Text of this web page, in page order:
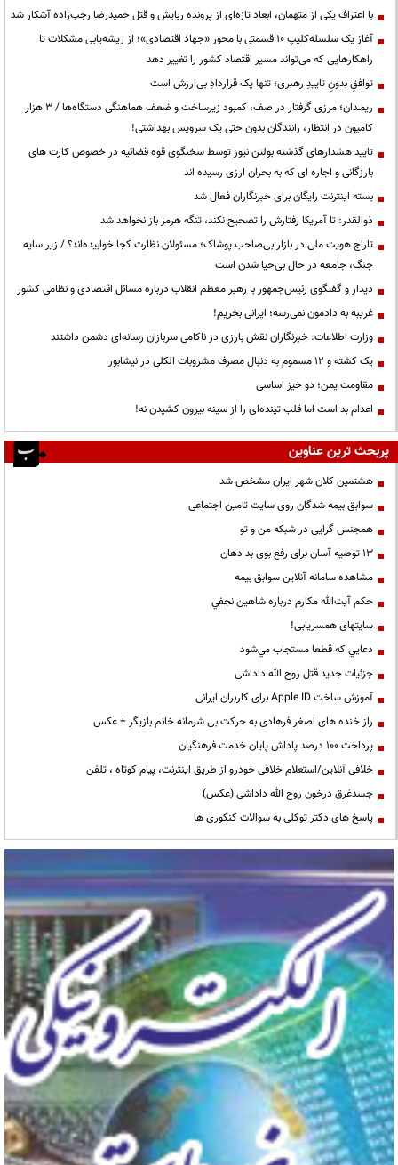
با اعتراف یکی از متهمان، ابعاد تازه‌ای از پرونده ربایش و قتل حمیدرضا رجب‌زاده آشکار شد
آغاز یک سلسله‌کلیپ ۱۰ قسمتی با محور «جهاد اقتصادی»؛ از ریشه‌یابی مشکلات تا
راهکارهایی که می‌تواند مسیر اقتصاد کشور را تغییر دهد
توافقِ بدونِ تاییدِ رهبری؛ تنها یک قراردادِ بی‌ارزش است
ریمـدان؛ مرزی گرفتار در صف، کمبود زیرساخت و ضعف هماهنگی دستگاه‌ها / ۳ هزار
کامیون در انتظار، رانندگان بدون حتی یک سرویس بهداشتی!
تایید هشدارهای گذشته بولتن نیوز توسط سخنگوی قوه قضائیه در خصوص کارت های
بارزگانی و اجاره ای که به بحران ارزی رسیده اند
بسته اینترنت رایگان برای خبرنگاران فعال شد
ذوالقدر: تا آمریکا رفتارش را تصحیح نکند، تنگه هرمز باز نخواهد شد
تاراج هویت ملی در بازار بی‌صاحب پوشاک؛ مسئولان نظارت کجا خوابیده‌اند؟ / زیر سایه
جنگ، جامعه در حال بی‌حیا شدن است
دیدار و گفتگوی رئیس‌جمهور با رهبر معظم انقلاب درباره مسائل اقتصادی و نظامی کشور
غریبه به دادمون نمی‌رسه؛ ایرانی بخریم!
وزارت اطلاعات: خبرنگاران نقش بارزی در ناکامی سربازان رسانه‌ای دشمن داشتند
یک کشته و ۱۲ مسموم به دنبال مصرف مشروبات الکلی در نیشابور
مقاومت یمن؛ دو خیز اساسی
اعدام بد است اما قلب تپنده‌ای را از سینه بیرون کشیدن نه!
پربحث ترین عناوین
هشتمین کلان شهر ایران مشخص شد
سوابق بیمه شدگان روی سایت تامین اجتماعی
همجنس گرایی در شبکه من و تو
13 توصیه آسان برای رفع بوی بد دهان
مشاهده سامانه آنلاين سوابق بیمه
حكم آيت‌الله مكارم درباره شاهين نجفي
سایتهای همسریابی!
دعايي كه قطعا مستجاب مي‌شود
جزئیات جدید قتل روح الله داداشی
آموزش ساخت Apple ID برای کاربران ایرانی
راز خنده های اصغر فرهادی به حرکت بی شرمانه خانم بازیگر + عکس
پرداخت ۱۰۰ درصد پاداش پایان خدمت فرهنگیان
خلافی آنلاین/استعلام خلافی خودرو از طریق اینترنت، پیام کوتاه ، تلفن
جسدغرق درخون روح الله داداشی (عکس)
پاسخ های دکتر توکلی به سوالات کنکوری ها